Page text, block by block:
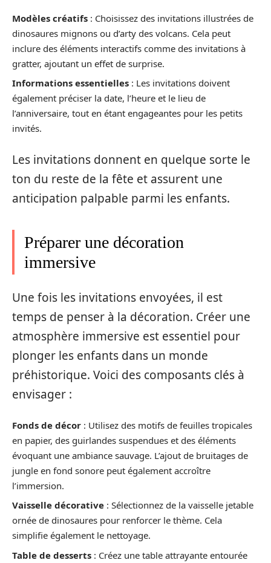
Modèles créatifs : Choisissez des invitations illustrées de
dinosaures mignons ou d’arty des volcans. Cela peut
inclure des éléments interactifs comme des invitations à
gratter, ajoutant un effet de surprise.
Informations essentielles : Les invitations doivent
également préciser la date, l’heure et le lieu de
l’anniversaire, tout en étant engageantes pour les petits
invités.
Les invitations donnent en quelque sorte le
ton du reste de la fête et assurent une
anticipation palpable parmi les enfants.
Préparer une décoration
immersive
Une fois les invitations envoyées, il est
temps de penser à la décoration. Créer une
atmosphère immersive est essentiel pour
plonger les enfants dans un monde
préhistorique. Voici des composants clés à
envisager :
Fonds de décor : Utilisez des motifs de feuilles tropicales
en papier, des guirlandes suspendues et des éléments
évoquant une ambiance sauvage. L’ajout de bruitages de
jungle en fond sonore peut également accroître
l’immersion.
Vaisselle décorative : Sélectionnez de la vaisselle jetable
ornée de dinosaures pour renforcer le thème. Cela
simplifie également le nettoyage.
Table de desserts : Créez une table attrayante entourée